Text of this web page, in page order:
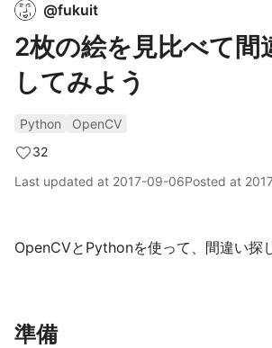
@fukuit
2枚の絵を見比べて間
してみよう
Python
OpenCV
32
Last updated at 2017-09-06Posted at
OpenCVとPythonを使って、間違い探
準備